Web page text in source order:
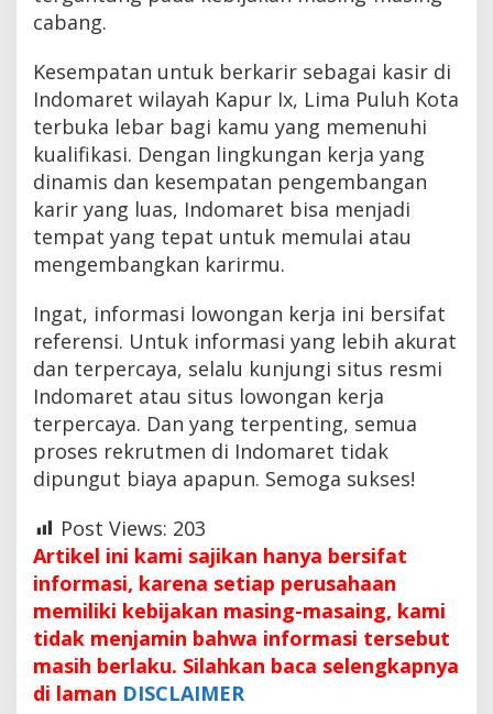
cabang.
Kesempatan untuk berkarir sebagai kasir di
Indomaret wilayah Kapur Ix, Lima Puluh Kota
terbuka lebar bagi kamu yang memenuhi
kualifikasi. Dengan lingkungan kerja yang
dinamis dan kesempatan pengembangan
karir yang luas, Indomaret bisa menjadi
tempat yang tepat untuk memulai atau
mengembangkan karirmu.
Ingat, informasi lowongan kerja ini bersifat
referensi. Untuk informasi yang lebih akurat
dan terpercaya, selalu kunjungi situs resmi
Indomaret atau situs lowongan kerja
terpercaya. Dan yang terpenting, semua
proses rekrutmen di Indomaret tidak
dipungut biaya apapun. Semoga sukses!
Post Views: 203
Artikel ini kami sajikan hanya bersifat
informasi, karena setiap perusahaan
memiliki kebijakan masing-masaing, kami
tidak menjamin bahwa informasi tersebut
masih berlaku. Silahkan baca selengkapnya
di laman DISCLAIMER